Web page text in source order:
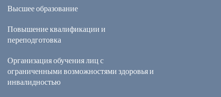
Высшее образование
Повышение квалификации и
переподготовка
Организация обучения лиц с
ограниченными возможностями здоровья и
инвалидностью